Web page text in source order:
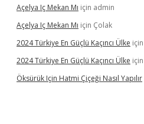
Açelya Iç Mekan Mı için admin
Açelya Iç Mekan Mı için Çolak
2024 Türkiye En Güçlü Kaçıncı Ülke için
2024 Türkiye En Güçlü Kaçıncı Ülke için
Öksürük Için Hatmi Çiçeği Nasıl Yapılır